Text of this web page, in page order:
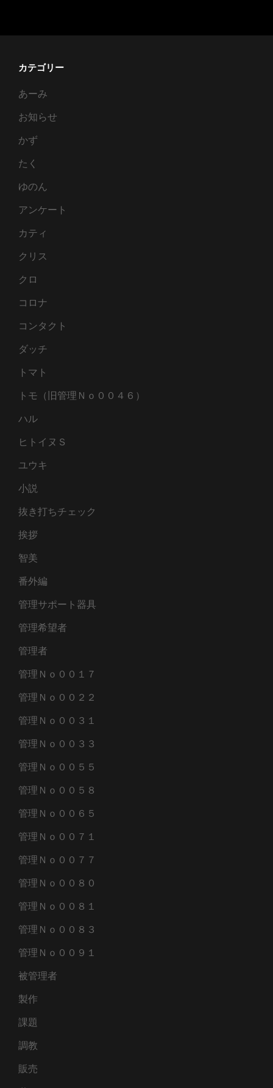
カテゴリー
あーみ
お知らせ
かず
たく
ゆのん
アンケート
カティ
クリス
クロ
コロナ
コンタクト
ダッチ
トマト
トモ（旧管理Ｎｏ００４６）
ハル
ヒトイヌＳ
ユウキ
小説
抜き打ちチェック
挨拶
智美
番外編
管理サポート器具
管理希望者
管理者
管理Ｎｏ００１７
管理Ｎｏ００２２
管理Ｎｏ００３１
管理Ｎｏ００３３
管理Ｎｏ００５５
管理Ｎｏ００５８
管理Ｎｏ００６５
管理Ｎｏ００７１
管理Ｎｏ００７７
管理Ｎｏ００８０
管理Ｎｏ００８１
管理Ｎｏ００８３
管理Ｎｏ００９１
被管理者
製作
課題
調教
販売